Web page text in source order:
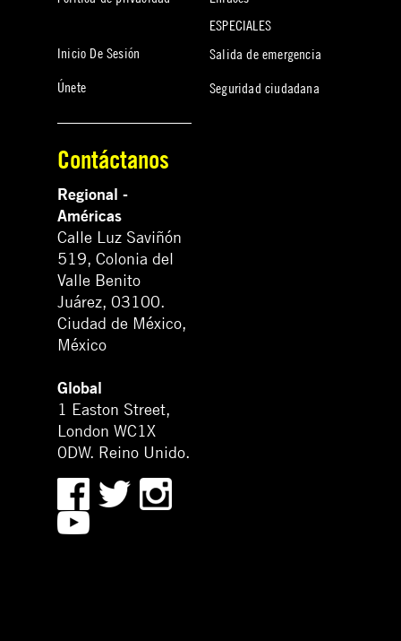
Inicio De Sesión
Únete
ESPECIALES
Salida de emergencia
Seguridad ciudadana
Contáctanos
Regional -
Américas
Calle Luz Saviñón
519, Colonia del
Valle Benito
Juárez, 03100.
Ciudad de México,
México
Global
1 Easton Street,
London WC1X
0DW. Reino Unido.